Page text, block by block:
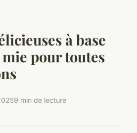
à base
pour toutes
9 min de lecture